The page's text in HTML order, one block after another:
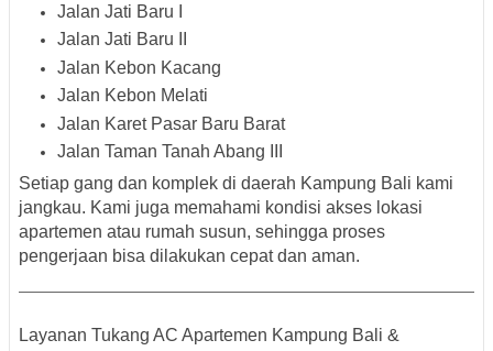
Jalan Jati Baru I
Jalan Jati Baru II
Jalan Kebon Kacang
Jalan Kebon Melati
Jalan Karet Pasar Baru Barat
Jalan Taman Tanah Abang III
Setiap gang dan komplek di daerah Kampung Bali kami
jangkau. Kami juga memahami kondisi akses lokasi
apartemen atau rumah susun, sehingga proses
pengerjaan bisa dilakukan cepat dan aman.
Layanan Tukang AC Apartemen Kampung Bali &